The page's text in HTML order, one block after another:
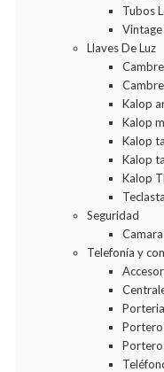
Tubos
Llaves De Luz
Kalop
Kalop
Kalop
Kalop
Kalop
Seguridad
Telefonía y